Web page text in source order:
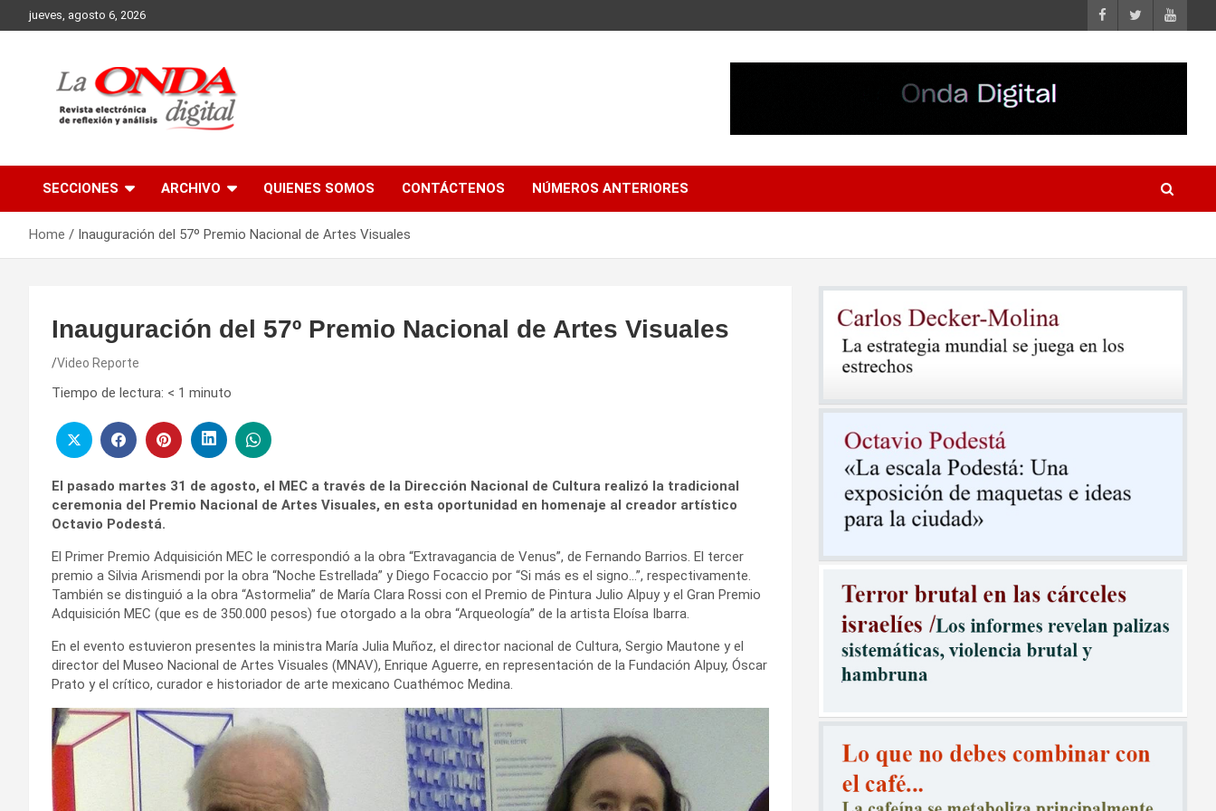
to
jueves, agosto 6, 2026
SECCIONES ARCHIVO QUIENES SOMOS CONTÁCTENOS NÚMEROS ANTERIORES
Home Inauguración del 57º Premio Nacional de Artes Visuales
Inauguración del 57º Premio Nacional de Artes Visuales
Video Reporte
Tiempo de lectura: < 1 minuto
El pasado martes 31 de agosto, el MEC a través de la Dirección Nacional de Cultura realizó la tradicional
ceremonia del Premio Nacional de Artes Visuales, en esta oportunidad en homenaje al creador artístico
Octavio Podestá.
El Primer Premio Adquisición MEC le correspondió a la obra “Extravagancia de Venus”, de Fernando Barrios. El tercer
premio a Silvia Arismendi por la obra “Noche Estrellada” y Diego Focaccio por “Si más es el signo…”, respectivamente.
También se distinguió a la obra “Astormelia” de María Clara Rossi con el Premio de Pintura Julio Alpuy y el Gran Premio
Adquisición MEC (que es de 350.000 pesos) fue otorgado a la obra “Arqueología” de la artista Eloísa Ibarra.
En el evento estuvieron presentes la ministra María Julia Muñoz, el director nacional de Cultura, Sergio Mautone y el
director del Museo Nacional de Artes Visuales (MNAV), Enrique Aguerre, en representación de la Fundación Alpuy, Óscar
Prato y el crítico, curador e historiador de arte mexicano Cuathémoc Medina.